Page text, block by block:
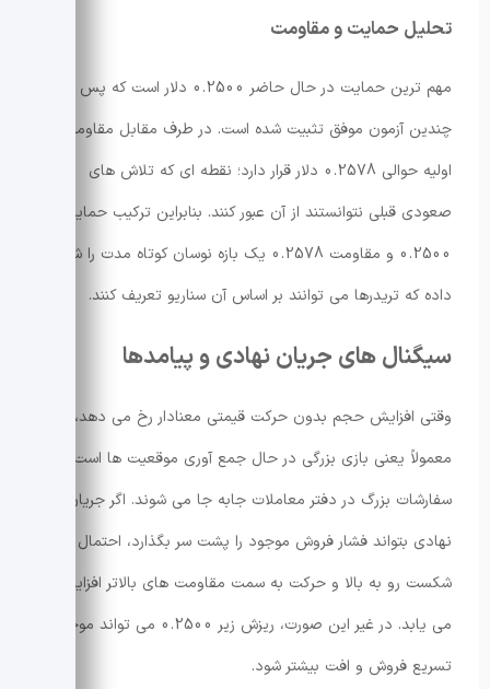
تحلیل حمایت و مقاومت
مهم ترین حمایت در حال حاضر 0.2500 دلار است که پس از
چندین آزمون موفق تثبیت شده است. در طرف مقابل مقاومت
اولیه حوالی 0.2578 دلار قرار دارد؛ نقطه ای که تلاش های
صعودی قبلی نتوانستند از آن عبور کنند. بنابراین ترکیب حمایت
0.2500 و مقاومت 0.2578 یک بازه نوسان کوتاه مدت را شکل
داده که تریدرها می توانند بر اساس آن سناریو تعریف کنند.
سیگنال های جریان نهادی و پیامدها
وقتی افزایش حجم بدون حرکت قیمتی معنادار رخ می دهد،
معمولاً یعنی بازی بزرگی در حال جمع آوری موقعیت ها است یا
سفارشات بزرگ در دفتر معاملات جابه جا می شوند. اگر جریان
نهادی بتواند فشار فروش موجود را پشت سر بگذارد، احتمال
شکست رو به بالا و حرکت به سمت مقاومت های بالاتر افزایش
می یابد. در غیر این صورت، ریزش زیر 0.2500 می تواند موجب
تسریع فروش و افت بیشتر شود.